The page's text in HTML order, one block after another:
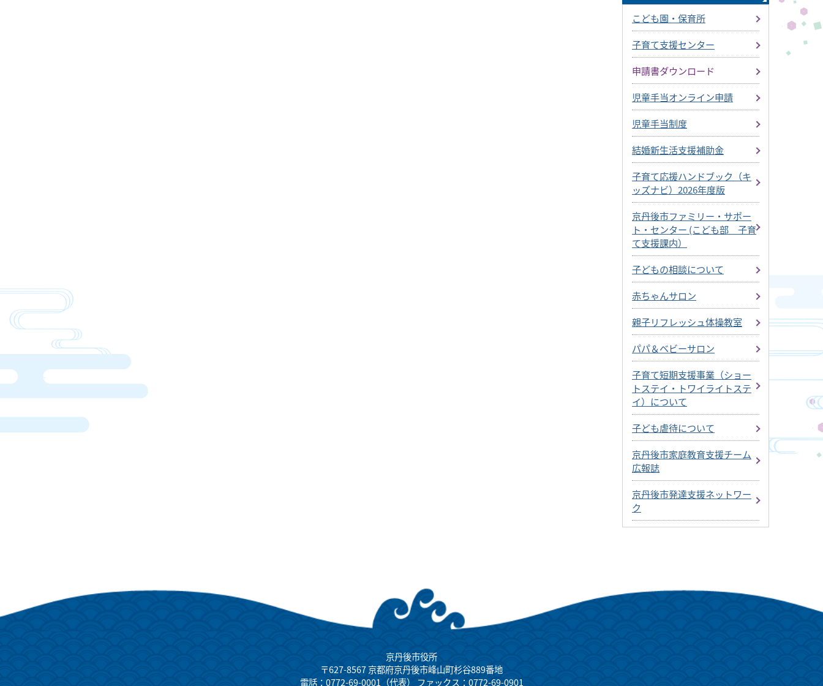
こども園・保育所
子育て支援センター
申請書ダウンロード
児童手当オンライン申請
児童手当制度
結婚新生活支援補助金
子育て応援ハンドブック（キ
ッズナビ）2026年度版
京丹後市ファミリー・サポー
ト・センター (こども部 子育
て支援課内）
子どもの相談について
赤ちゃんサロン
親子リフレッシュ体操教室
パパ＆ベビーサロン
子育て短期支援事業（ショー
トステイ・トワイライトステ
イ）について
子ども虐待について
京丹後市家庭教育支援チーム
広報誌
京丹後市発達支援ネットワー
ク
京丹後市役所
〒627-8567 京都府京丹後市峰山町杉谷889番地
電話：0772-69-0001（代表） ファックス：0772-69-0901